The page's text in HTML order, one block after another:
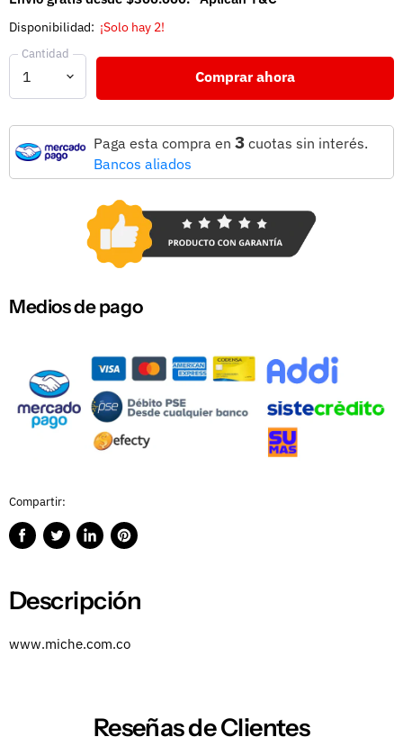
Disponibilidad: ¡Solo hay 2!
Cantidad
Comprar ahora
Paga esta compra en 3 cuotas sin interés.
Bancos aliados
Medios de pago
Compartir:
CompartirPublicarCompartirGuardar
Descripción
www.miche.com.co
Reseñas de Clientes